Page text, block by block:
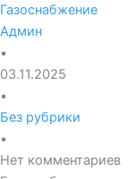
Газоснабжение
Админ
•
03.11.2025
•
Без рубрики
•
Нет комментариев